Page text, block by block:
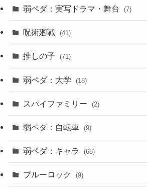
弱ペダ：実写ドラマ・舞台 (7)
呪術廻戦 (41)
推しの子 (71)
弱ペダ：大学 (18)
スパイファミリー (2)
弱ペダ：自転車 (9)
弱ペダ：キャラ (68)
ブルーロック (9)